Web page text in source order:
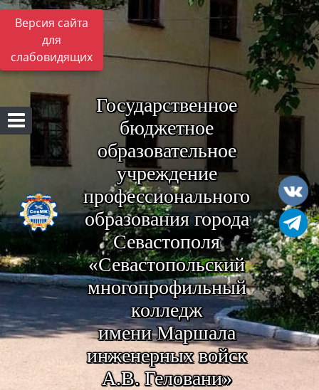
Версия сайта
для
слабовидящих
Государственное
бюджетное
образовательное
учреждение
профессионального
образования города
Севастополя
«Севастопольский
многопрофильный
колледж
имени Маршала
инженерных войск
А.В. Геловани»